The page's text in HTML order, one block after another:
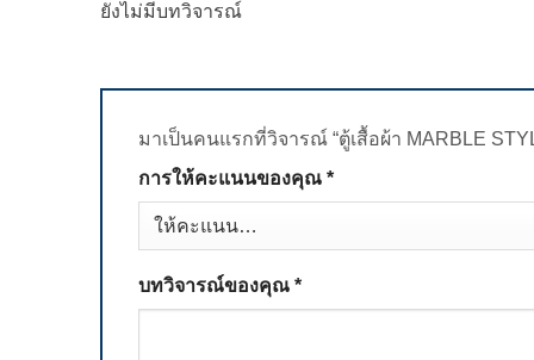
ยังไม่มีบทวิจารณ์
มาเป็นคนแรกที่วิจารณ์ “ตู้เสื้อผ้า MARBLE
การให้คะแนนของคุณ *
บทวิจารณ์ของคุณ *